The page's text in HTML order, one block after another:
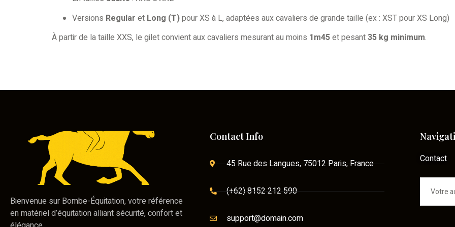
Versions Regular et Long (T)pour XS à L, adaptées aux cavaliers de grande taille (ex : XST pour XS Long)
À partir de la taille XXS, le gilet convient aux cavaliers mesurant au moins 1m45et pesant35 kg minimum.
Bienvenue sur Bombe-Équitation, votre référence
en matériel d’équitation alliant sécurité, confort et
Contact Info
45 Rue des Langues, 75012 Paris, France
(+62) 8152 212 590
support@domain.com
Contact